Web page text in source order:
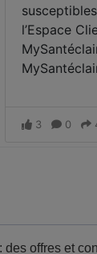
offres et